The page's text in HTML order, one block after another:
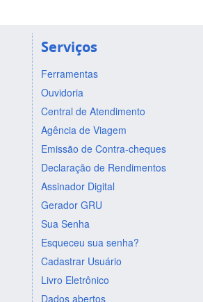
Serviços
Ferramentas
Ouvidoria
Central de Atendimento
Agência de Viagem
Emissão de Contra-cheques
Declaração de Rendimentos
Assinador Digital
Gerador GRU
Sua Senha
Esqueceu sua senha?
Cadastrar Usuário
Livro Eletrônico
Dados abertos